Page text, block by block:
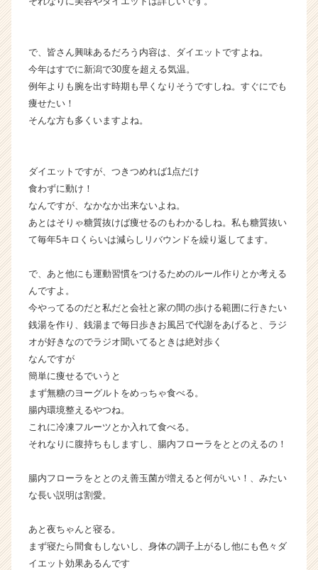
が
く
就
サ
チ
ア
ャ
リ
ア
h
r
C
a
e
で、皆さん興味あるだろう内容は、ダイエットですよね。
今年はすでに新潟で30度を超える気温。
例年よりも腕を出す時期も早くなりそうですしね。すぐにでも
痩せたい！
そんな方も多くいますよね。
ダイエットですが、つきつめれば1点だけ
食わずに動け！
なんですが、なかなか出来ないよね。
あとはそりゃ糖質抜けば痩せるのもわかるしね。私も糖質抜い
て毎年5キロくらいは減らしリバウンドを繰り返してます。
で、あと他にも運動習慣をつけるためのルール作りとか考える
んですよ。
今やってるのだと私だと会社と家の間の歩ける範囲に行きたい
銭湯を作り、銭湯まで毎日歩きお風呂で代謝をあげると、ラジ
オが好きなのでラジオ聞いてるときは絶対歩く
なんですが
簡単に痩せるでいうと
まず無糖のヨーグルトをめっちゃ食べる。
腸内環境整えるやつね。
これに冷凍フルーツとか入れて食べる。
それなりに腹持ちもしますし、腸内フローラをととのえるの！
腸内フローラをととのえ善玉菌が増えると何がいい！、みたい
な長い説明は割愛。
あと夜ちゃんと寝る。
まず寝たら間食もしないし、身体の調子上がるし他にも色々ダ
イエット効果あるんです